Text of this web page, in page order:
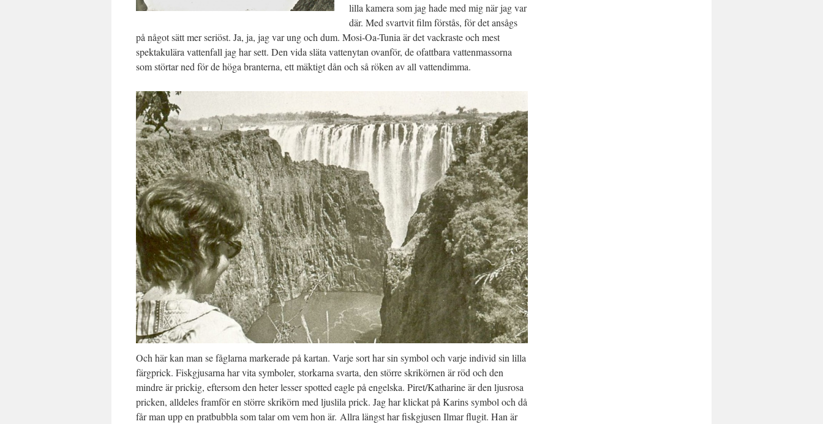
lilla kamera som jag hade med mig när jag var
där. Med svartvit film förstås, för det ansågs
på något sätt mer seriöst. Ja, ja, jag var ung och dum. Mosi-Oa-Tunia är det vackraste och mest
spektakulära vattenfall jag har sett. Den vida släta vattenytan ovanför, de ofattbara vattenmassorna
som störtar ned för de höga branterna, ett mäktigt dån och så röken av all vattendimma.
Och här kan man se fåglarna markerade på kartan. Varje sort har sin symbol och varje individ sin lilla
färgprick. Fiskgjusarna har vita symboler, storkarna svarta, den större skrikörnen är röd och den
mindre är prickig, eftersom den heter lesser spotted eagle på engelska. Piret/Katharine är den ljusrosa
pricken, alldeles framför en större skrikörn med ljuslila prick. Jag har klickat på Karins symbol och då
får man upp en pratbubbla som talar om vem hon är. Allra längst har fiskgjusen Ilmar flugit. Han är